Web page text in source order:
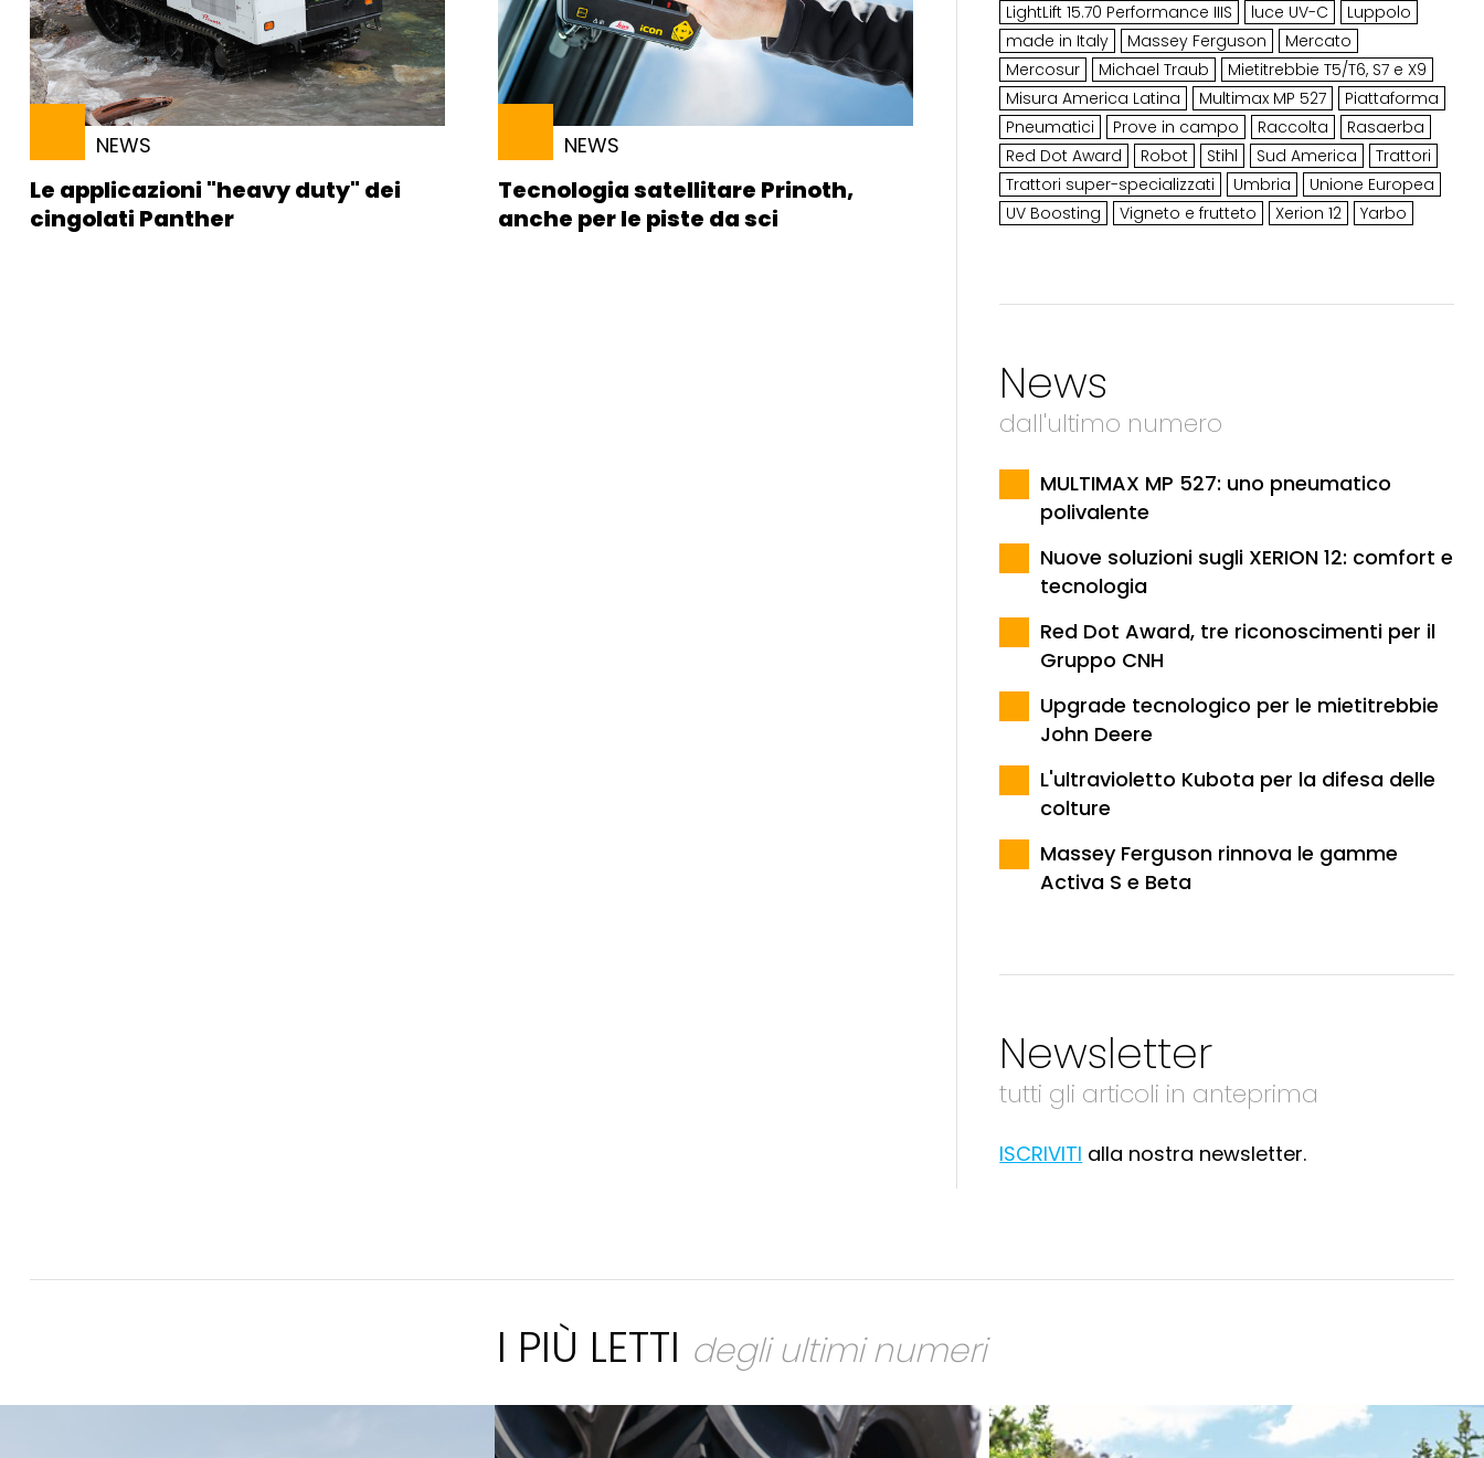
NEWS
Le applicazioni "heavy duty" dei
cingolati Panther
NEWS
Tecnologia satellitare Prinoth,
anche per le piste da sci
LightLift 15.70 Performance IIIS
luce UV-C
Luppolo
made in Italy
Massey Ferguson
Mercato
Mercosur
Michael Traub
Mietitrebbie T5/T6, S7 e X9
Misura America Latina
Multimax MP 527
Piattaforma
Pneumatici
Prove in campo Raccolta
Rasaerba
Red Dot Award
Robot Stihl Sud America
Trattori
Trattori super-specializzati
Umbria
Unione Europea
UV Boosting
Vigneto e frutteto Xerion 12 Yarbo
News
dall'ultimo numero
MULTIMAX MP 527: uno pneumatico
polivalente
Nuove soluzioni sugli XERION 12: comfort e
tecnologia
Red Dot Award, tre riconoscimenti per il
Gruppo CNH
Upgrade tecnologico per le mietitrebbie
John Deere
L'ultravioletto Kubota per la difesa delle
colture
Massey Ferguson rinnova le gamme
Activa S e Beta
Newsletter
tutti gli articoli in anteprima
ISCRIVITI alla nostra newsletter.
I PIÙ LETTI degli ultimi numeri